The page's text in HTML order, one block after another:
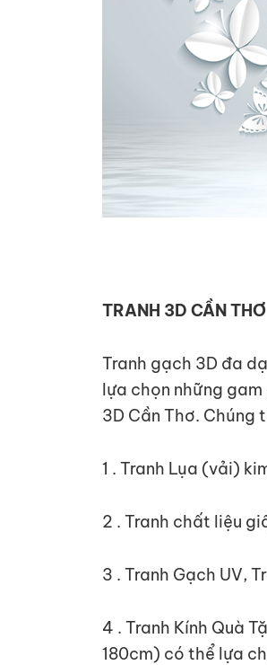
TRANH 3D CẦN
Tranh gạch 3D đa
lựa chọn những
3D Cần Thơ. Chúng
1 . Tranh Lụa (vải)
2 . Tranh chất liệu
3 . Tranh Gạch UV,
4 . Tranh Kính Quà
180cm) có thể lựa